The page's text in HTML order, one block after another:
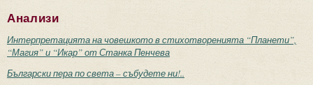
Анализи
Интерпретацията на човешкото в стихотворенията “Планети”,
“Магия” и “Икар” от Станка Пенчева
Български пера по света – събудете ни!..